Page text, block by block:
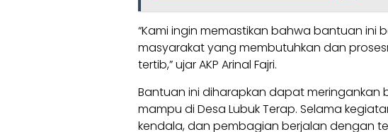
“Kami ingin memastikan bahwa bantuan ini
masyarakat yang membutuhkan dan
tertib,” ujar AKP Arinal Fajri.
Bantuan ini diharapkan dapat meringankan
mampu di Desa Lubuk Terap. Selama
kendala, dan pembagian berjalan dengan